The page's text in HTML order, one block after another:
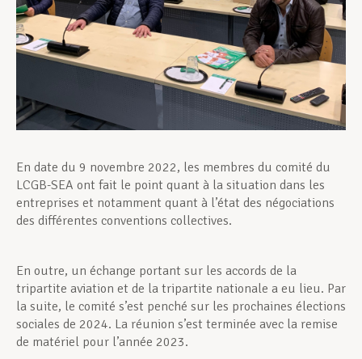
Devenir Membre
Actualités
En date du 9 novembre 2022, les membres du comité du
LCGB-SEA ont fait le point quant à la situation dans les
entreprises et notamment quant à l’état des négociations
des différentes conventions collectives.
En outre, un échange portant sur les accords de la
tripartite aviation et de la tripartite nationale a eu lieu. Par
la suite, le comité s’est penché sur les prochaines élections
sociales de 2024. La réunion s’est terminée avec la remise
de matériel pour l’année 2023.